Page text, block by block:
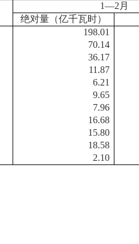
1—2月
绝对量（亿千瓦时）
198.01
70.14
36.17
11.87
6.21
9.65
7.96
16.68
15.80
18.58
2.10